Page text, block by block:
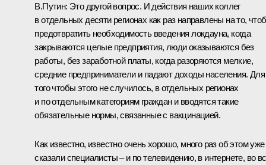
В.Путин: Это другой вопрос. И действия наших коллег
в отдельных десяти регионах как раз направлены на то,
предотвратить необходимость введения локдауна, когда
закрываются целые предприятия, люди оказываются без
работы, без заработной платы, когда разоряются мелкие,
средние предприниматели и падают доходы населения. Для
того чтобы этого не случилось, в отдельных регионах
и по отдельным категориям граждан и вводятся такие
обязательные нормы, связанные с вакцинацией.
Как известно, известно очень хорошо, много раз об этом уже
сказали специалисты – и по телевидению, в интернете, во